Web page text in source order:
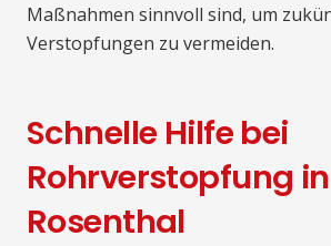
Maßnahmen sinnvoll sind, um
Verstopfungen zu vermeiden.
Schnelle Hilfe bei
Rohrverstopfung in
Rosenthal